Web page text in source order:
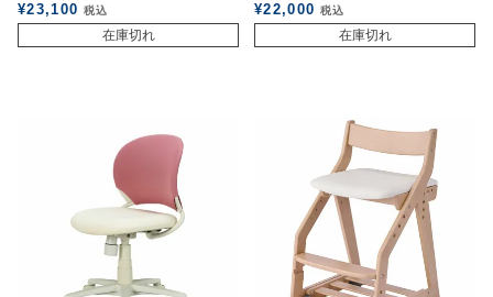
¥23,100 税込
在庫切れ
¥22,000 税込
在庫切れ